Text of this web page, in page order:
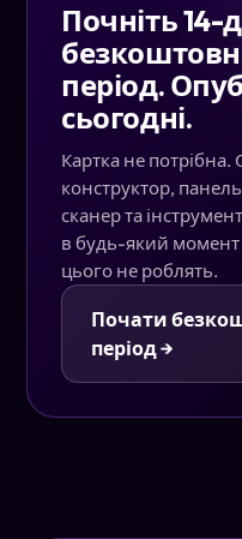
Почніть 14-
період.
сьогодні.
Картка не
конструктор,
сканер та
в будь-який момент
цього не роблять.
Почати
період →